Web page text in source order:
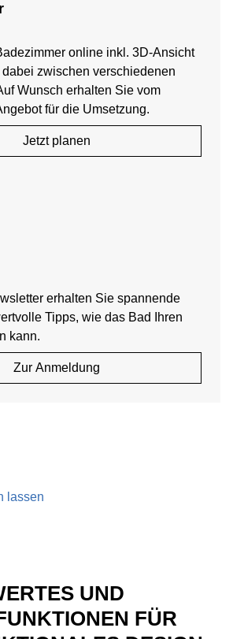
online inkl. 3D-Ansicht
zwischen verschiedenen
Wunsch erhalten Sie vom
für die Umsetzung.
Jetzt planen
erhalten Sie spannende
Tipps, wie das Bad Ihren
kann.
Zur Anmeldung
lassen
UND
FÜR